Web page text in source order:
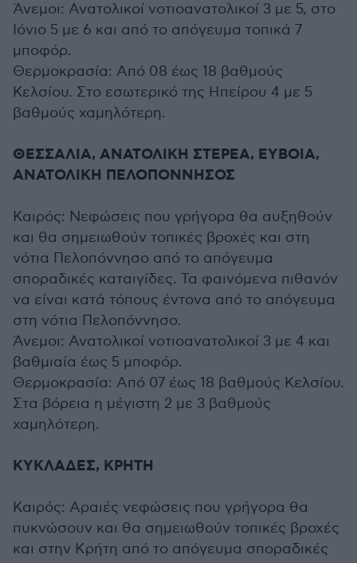
Άνεμοι: Ανατολικοί νοτιοανατολικοί 3 με 5, στο
Ιόνιο 5 με 6 και από το απόγευμα τοπικά 7
μποφόρ.
Θερμοκρασία: Από 08 έως 18 βαθμούς
Κελσίου. Στο εσωτερικό της Ηπείρου 4 με 5
βαθμούς χαμηλότερη.
ΘΕΣΣΑΛΙΑ, ΑΝΑΤΟΛΙΚΗ ΣΤΕΡΕΑ, ΕΥΒΟΙΑ,
ΑΝΑΤΟΛΙΚΗ ΠΕΛΟΠΟΝΝΗΣΟΣ
Καιρός: Νεφώσεις που γρήγορα θα αυξηθούν
και θα σημειωθούν τοπικές βροχές και στη
νότια Πελοπόννησο από το απόγευμα
σποραδικές καταιγίδες. Τα φαινόμενα πιθανόν
να είναι κατά τόπους έντονα από το απόγευμα
στη νότια Πελοπόννησο.
Άνεμοι: Ανατολικοί νοτιοανατολικοί 3 με 4 και
βαθμιαία έως 5 μποφόρ.
Θερμοκρασία: Από 07 έως 18 βαθμούς Κελσίου.
Στα βόρεια η μέγιστη 2 με 3 βαθμούς
χαμηλότερη.
ΚΥΚΛΑΔΕΣ, ΚΡΗΤΗ
Καιρός: Αραιές νεφώσεις που γρήγορα θα
πυκνώσουν και θα σημειωθούν τοπικές βροχές
και στην Κρήτη από το απόγευμα σποραδικές